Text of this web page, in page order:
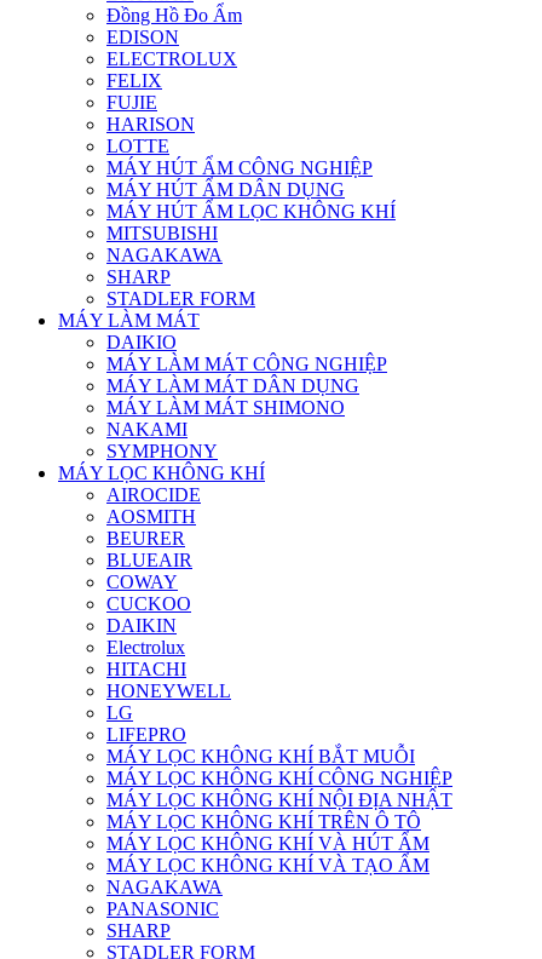
Đồng Hồ Đo Ẩm
EDISON
ELECTROLUX
FELIX
FUJIE
HARISON
LOTTE
MÁY HÚT ẨM CÔNG NGHIỆP
MÁY HÚT ẨM DÂN DỤNG
MÁY HÚT ẨM LỌC KHÔNG KHÍ
MITSUBISHI
NAGAKAWA
SHARP
STADLER FORM
MÁY LÀM MÁT
DAIKIO
MÁY LÀM MÁT CÔNG NGHIỆP
MÁY LÀM MÁT DÂN DỤNG
MÁY LÀM MÁT SHIMONO
NAKAMI
SYMPHONY
MÁY LỌC KHÔNG KHÍ
AIROCIDE
AOSMITH
BEURER
BLUEAIR
COWAY
CUCKOO
DAIKIN
Electrolux
HITACHI
HONEYWELL
LG
LIFEPRO
MÁY LỌC KHÔNG KHÍ BẮT MUỖI
MÁY LỌC KHÔNG KHÍ CÔNG NGHIỆP
MÁY LỌC KHÔNG KHÍ NỘI ĐỊA NHẬT
MÁY LỌC KHÔNG KHÍ TRÊN Ô TÔ
MÁY LỌC KHÔNG KHÍ VÀ HÚT ẨM
MÁY LỌC KHÔNG KHÍ VÀ TẠO ẨM
NAGAKAWA
PANASONIC
SHARP
STADLER FORM